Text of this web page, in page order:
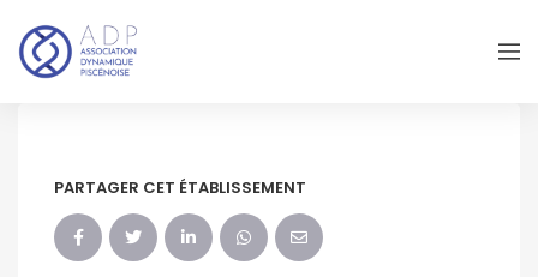
PARTAGER CET ÉTABLISSEMENT